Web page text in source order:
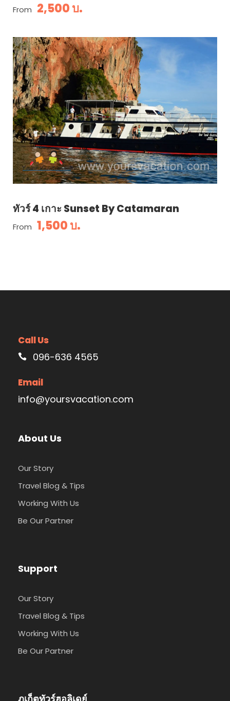
From 2,500 บ.
ทัวร์ 4 เกาะ Sunset By Catamaran
From 1,500 บ.
Call Us
096-636 4565
Email
info@yoursvacation.com
About Us
Our Story
Travel Blog & Tips
Working With Us
Be Our Partner
Support
Our Story
Travel Blog & Tips
Working With Us
Be Our Partner